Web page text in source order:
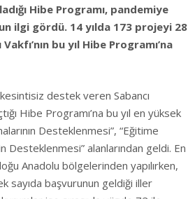
Hibe Programı, pandemiye
ilgi gördü. 14 yılda 173 projeyi 28
bu yıl Hibe Programı’na
destek veren Sabancı
Hibe Programı’na bu yıl en yüksek
Desteklenmesi”, “Eğitime
Desteklenmesi” alanlarından geldi. En
Anadolu bölgelerinden yapılırken,
sayıda başvurunun geldiği iller